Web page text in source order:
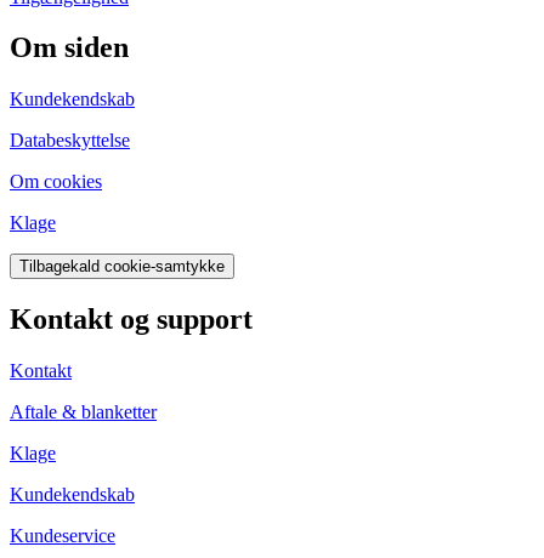
Om siden
Kundekendskab
Databeskyttelse
Om cookies
Klage
Tilbagekald cookie-samtykke
Kontakt og support
Kontakt
Aftale & blanketter
Klage
Kundekendskab
Kundeservice